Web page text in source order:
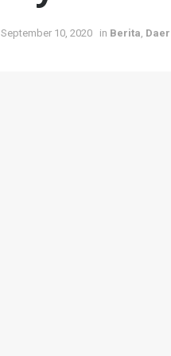
September 10, 2020 in Berita